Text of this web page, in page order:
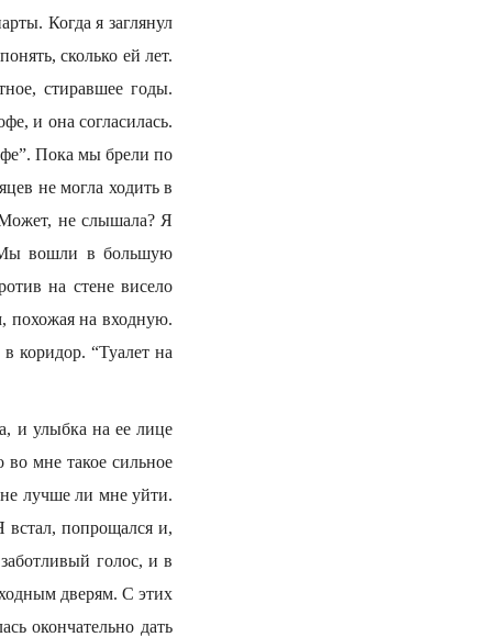
Когда я заглянул
сколько ей лет.
стиравшее годы.
и она согласилась.
Пока мы брели по
не могла ходить в
не слышала? Я
Мы вошли в большую
на стене висело
похожая на входную.
коридор. “Туалет на
и улыбка на ее лице
во мне такое сильное
не лучше ли мне уйти.
попрощался и,
голос, и в
дверям. С этих
окончательно дать